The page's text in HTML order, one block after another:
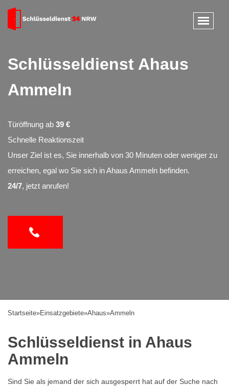
Schlüsseldienst Ahaus
Ammeln
Türöffnung ab 39 €
Schnelle Reaktionszeit
Unser Ziel ist es, Sie innerhalb von 30 Minuten oder weniger zu
erreichen, egal wo Sie sich in Ahaus Ammeln befinden.
24/7, jetzt anrufen!
Startseite»Einsatzgebiete»Ahaus»Ammeln
Schlüsseldienst in Ahaus
Ammeln
Sind Sie als jemand der sich ausgesperrt hat auf der Suche nach